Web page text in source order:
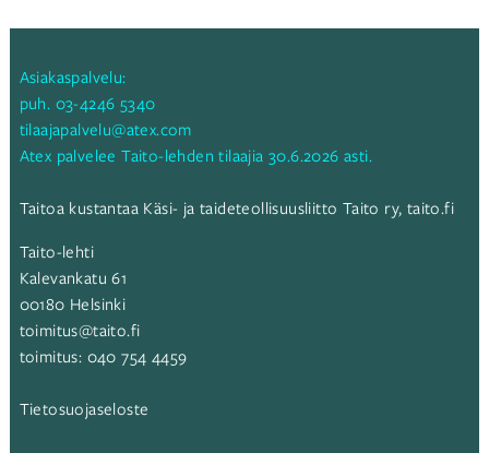
Asiakaspalvelu:
puh. 03-4246 5340
tilaajapalvelu@atex.com
Atex palvelee Taito-lehden tilaajia 30.6.2026 asti.
Taitoa kustantaa Käsi- ja taideteollisuusliitto Taito ry, taito.fi
Taito-lehti
Kalevankatu 61
00180 Helsinki
toimitus@taito.fi
toimitus: 040 754 4459
Tietosuojaseloste